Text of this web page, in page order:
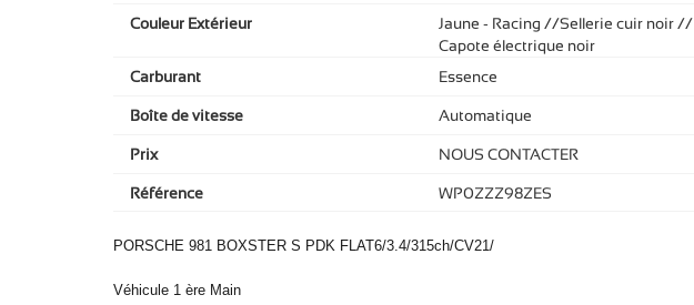
Couleur Extérieur
Jaune - Racing //Sellerie cuir noir //
Capote électrique noir
Carburant
Essence
Boîte de vitesse Automatique
Prix NOUS CONTACTER
Référence WP0ZZZ98ZES
PORSCHE 981 BOXSTER S PDK FLAT6/3.4/315ch/CV21/
Véhicule 1 ère Main